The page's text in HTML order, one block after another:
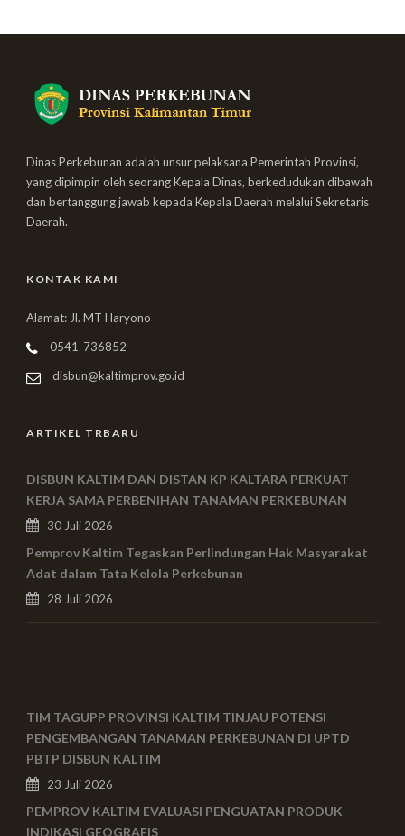
Dinas Perkebunan adalah unsur pelaksana Pemerintah Provinsi,
yang dipimpin oleh seorang Kepala Dinas, berkedudukan dibawah
dan bertanggung jawab kepada Kepala Daerah melalui Sekretaris
Daerah.
KONTAK KAMI
Alamat: Jl. MT Haryono
0541-736852
disbun@kaltimprov.go.id
ARTIKEL TRBARU
DISBUN KALTIM DAN DISTAN KP KALTARA PERKUAT
KERJA SAMA PERBENIHAN TANAMAN PERKEBUNAN
30 Juli 2026
Pemprov Kaltim Tegaskan Perlindungan Hak Masyarakat
Adat dalam Tata Kelola Perkebunan
28 Juli 2026
TIM TAGUPP PROVINSI KALTIM TINJAU POTENSI
PENGEMBANGAN TANAMAN PERKEBUNAN DI UPTD
PBTP DISBUN KALTIM
23 Juli 2026
PEMPROV KALTIM EVALUASI PENGUATAN PRODUK
INDIKASI GEOGRAFIS